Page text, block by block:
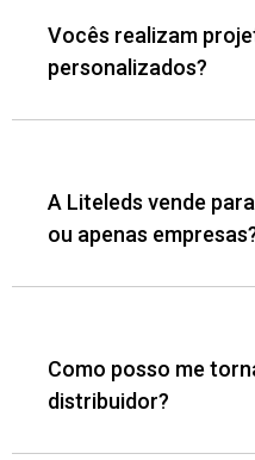
Vocês realizam
personalizados?
A Liteleds vende
ou apenas
Como posso me
distribuidor?